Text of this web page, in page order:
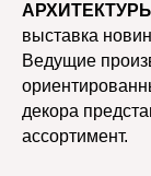
АРХИТЕКТУРЫ
выставка
Ведущие
декора
ассортимент.